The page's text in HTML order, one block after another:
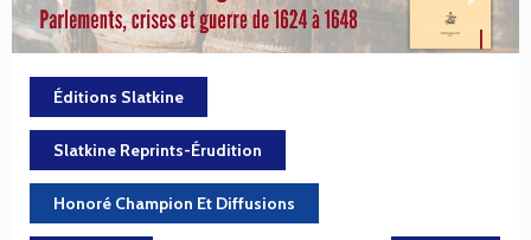
Éditions Slatkine
Slatkine Reprints-Érudition
Honoré Champion Et Diffusions